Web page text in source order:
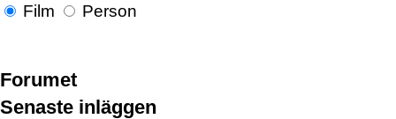
Film Person
Forumet
Senaste inläggen